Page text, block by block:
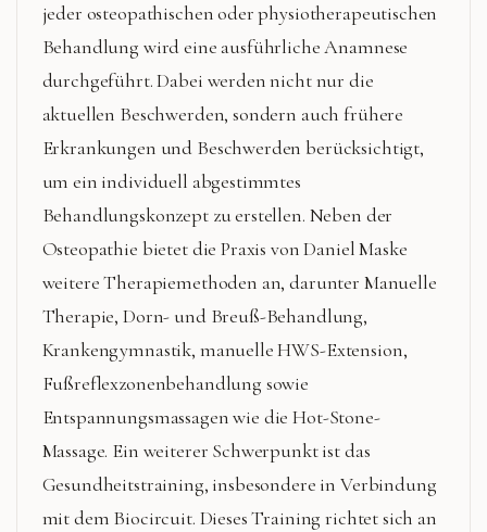
jeder osteopathischen oder physiotherapeutischen
Behandlung wird eine ausführliche Anamnese
durchgeführt. Dabei werden nicht nur die
aktuellen Beschwerden, sondern auch frühere
Erkrankungen und Beschwerden berücksichtigt,
um ein individuell abgestimmtes
Behandlungskonzept zu erstellen. Neben der
Osteopathie bietet die Praxis von Daniel Maske
weitere Therapiemethoden an, darunter Manuelle
Therapie, Dorn- und Breuß-Behandlung,
Krankengymnastik, manuelle HWS-Extension,
Fußreflexzonenbehandlung sowie
Entspannungsmassagen wie die Hot-Stone-
Massage. Ein weiterer Schwerpunkt ist das
Gesundheitstraining, insbesondere in Verbindung
mit dem Biocircuit. Dieses Training richtet sich an